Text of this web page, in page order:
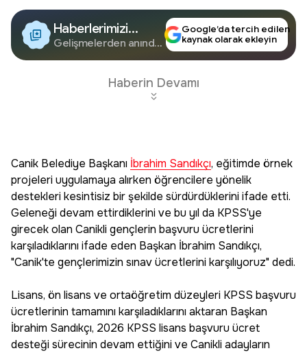
Haberlerimizi
Google'da Takip
Edin
Gelişmelerden anında
Google’da tercih edilen
kaynak olarak ekleyin
Haberin Devamı
Canik Belediye Başkanı İbrahim Sandıkçı, eğitimde örnek
projeleri uygulamaya alırken öğrencilere yönelik
destekleri kesintisiz bir şekilde sürdürdüklerini ifade etti.
Geleneği devam ettirdiklerini ve bu yıl da KPSS'ye
girecek olan Canikli gençlerin başvuru ücretlerini
karşıladıklarını ifade eden Başkan İbrahim Sandıkçı,
"Canik'te gençlerimizin sınav ücretlerini karşılıyoruz" dedi.
Lisans, ön lisans ve ortaöğretim düzeyleri KPSS başvuru
ücretlerinin tamamını karşıladıklarını aktaran Başkan
İbrahim Sandıkçı, 2026 KPSS lisans başvuru ücret
desteği sürecinin devam ettiğini ve Canikli adayların